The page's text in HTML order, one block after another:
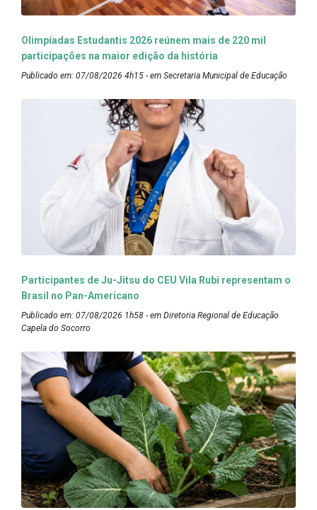
Olimpíadas Estudantis 2026 reúnem mais de 220 mil
participações na maior edição da história
Publicado em: 07/08/2026 4h15 - em Secretaria Municipal de Educação
Participantes de Ju-Jitsu do CEU Vila Rubi representam o
Brasil no Pan-Americano
Publicado em: 07/08/2026 1h58 - em Diretoria Regional de Educação
Capela do Socorro